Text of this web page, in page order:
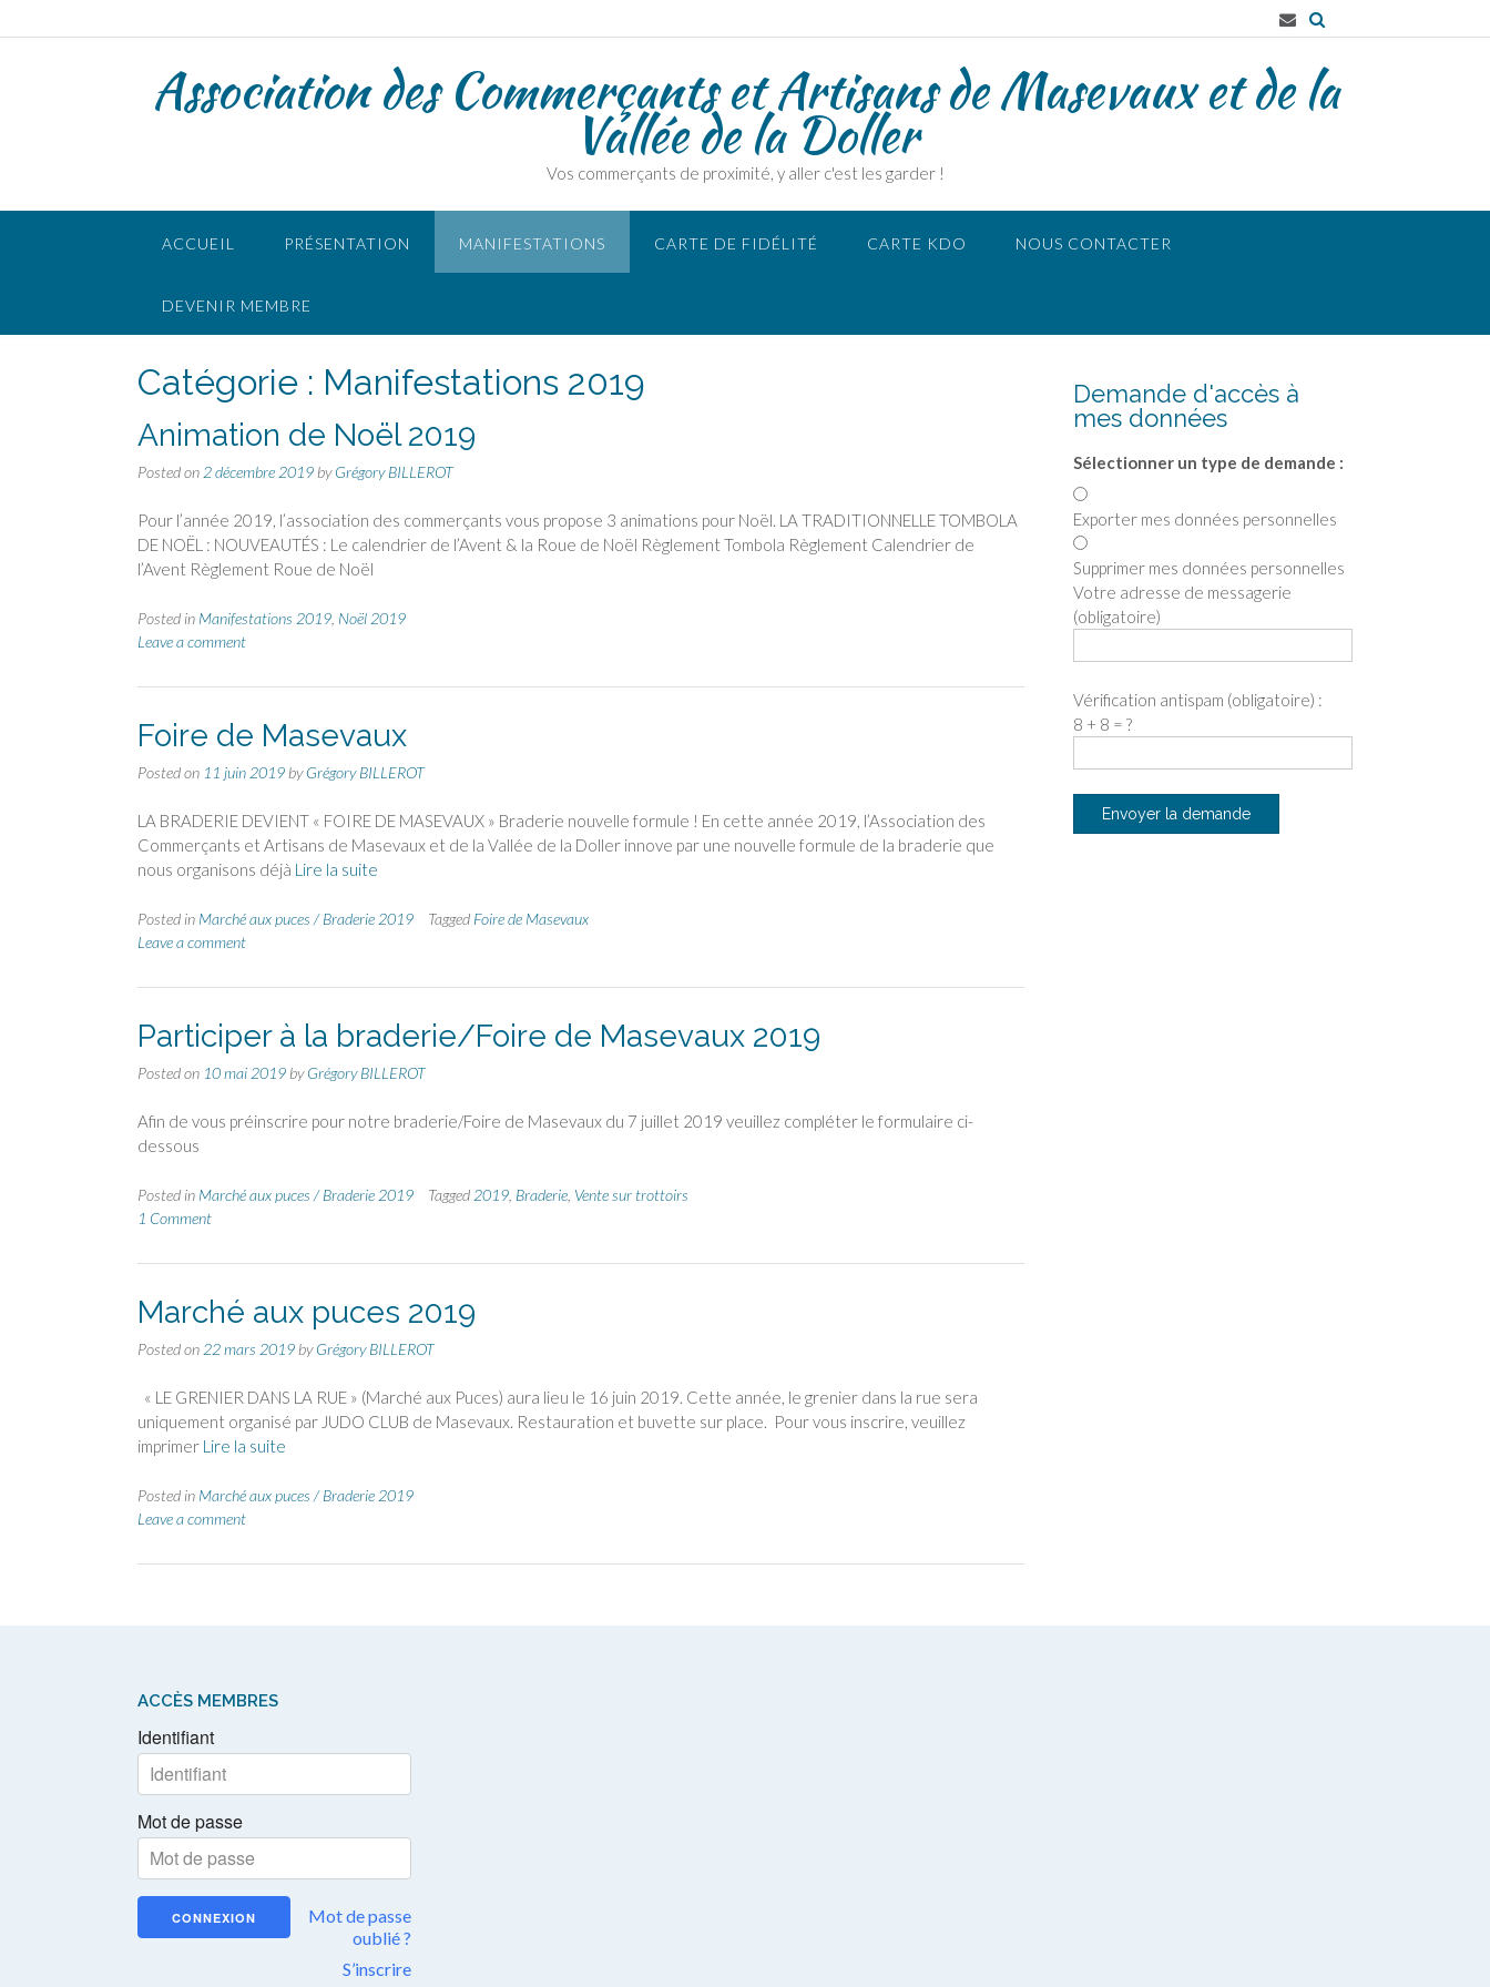
to
Association des Commerçants et Artisans de Masevaux et de la
Vallée de la Doller
Vos commerçants de proximité, y aller c'est les garder !
ACCUEIL PRÉSENTATION MANIFESTATIONS CARTE DE FIDÉLITÉ CARTE KDO NOUS CONTACTER
DEVENIR MEMBRE
Catégorie : Manifestations 2019
Animation de Noël 2019
Posted on 2 décembre 2019 byGrégory BILLEROT
Pour l’année 2019, l’association des commerçants vous propose 3 animations pour Noël. LA TRADITIONNELLE TOMBOLA
DE NOËL : NOUVEAUTÉS : Le calendrier de l’Avent & la Roue de Noël Règlement Tombola Règlement Calendrier de
l’Avent Règlement Roue de Noël
Posted in Manifestations 2019 Noël 2019
Leave a comment
Foire de Masevaux
Posted on 11 juin 2019 byGrégory BILLEROT
LA BRADERIE DEVIENT « FOIRE DE MASEVAUX » Braderie nouvelle formule ! En cette année 2019, l’Association des
Commerçants et Artisans de Masevaux et de la Vallée de la Doller innove par une nouvelle formule de la braderie que
nous organisons déjà Lire la suite
Posted in Marché aux puces / Braderie 2019 Tagged Foire de Masevaux
Leave a comment
Participer à la braderie/Foire de Masevaux 2019
Posted on 10 mai 2019 byGrégory BILLEROT
Afin de vous préinscrire pour notre braderie/Foire de Masevaux du 7 juillet 2019 veuillez compléter le formulaire ci-
dessous
Posted in Marché aux puces / Braderie 2019 Tagged 2019 Braderie Vente sur trottoirs
1 Comment
Marché aux puces 2019
Posted on 22 mars 2019 byGrégory BILLEROT
« LE GRENIER DANS LA RUE » (Marché aux Puces) aura lieu le 16 juin 2019. Cette année, le grenier dans la rue sera
uniquement organisé par JUDO CLUB de Masevaux. Restauration et buvette sur place. Pour vous inscrire, veuillez
imprimer Lire la suite
Posted in Marché aux puces / Braderie 2019
Leave a comment
Demande d'accès à
mes données
Sélectionner un type de demande :
Exporter mes données personnelles
Supprimer mes données personnelles
Votre adresse de messagerie
(obligatoire)
Vérification antispam (obligatoire) :
8 + 8 = ?
ACCÈS MEMBRES
Identifiant
Mot de passe
Mot de passe
oublié ?
S’inscrire